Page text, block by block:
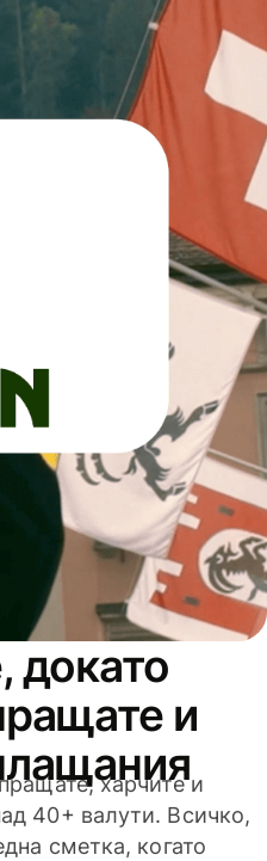
докато
и
харчите и
40+ валути. Всичко,
сметка, когато